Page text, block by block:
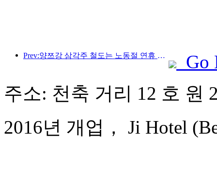
Prev:양쯔강 삼각주 철도는 노동절 연휴 기간 동안 2,138만 명이 넘는 승객을 수송했습니다.
Go
주소: 천축 거리 12 호 원
2016년 개업， Ji Hotel